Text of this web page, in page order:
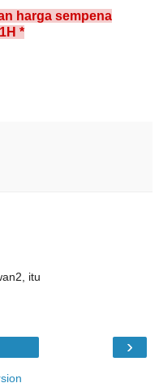
harga sempena
*
itu
›